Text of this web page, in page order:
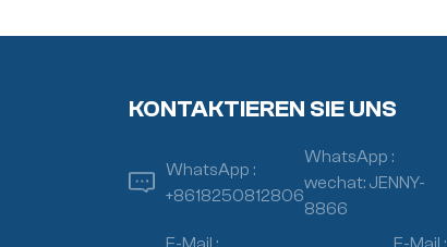
KONTAKTIEREN SIE UNS
WhatsApp :
+8618250812806
WhatsApp :
wechat: JENNY-
8866